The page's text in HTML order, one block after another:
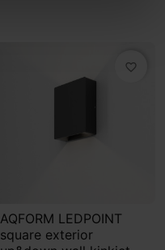
favorite_border
AQFORM LEDPOINT
square exterior